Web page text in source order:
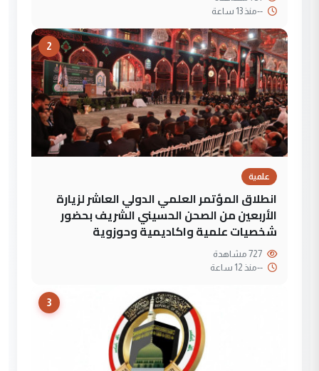
--منذ 13 ساعة
2
علمية
انطلاق المؤتمر العلمي الدولي العاشر لزيارة
الأربعين من الصحن الحسيني الشريف بحضور
شخصيات علمية واكاديمية وحوزوية
--منذ 12 ساعة
3